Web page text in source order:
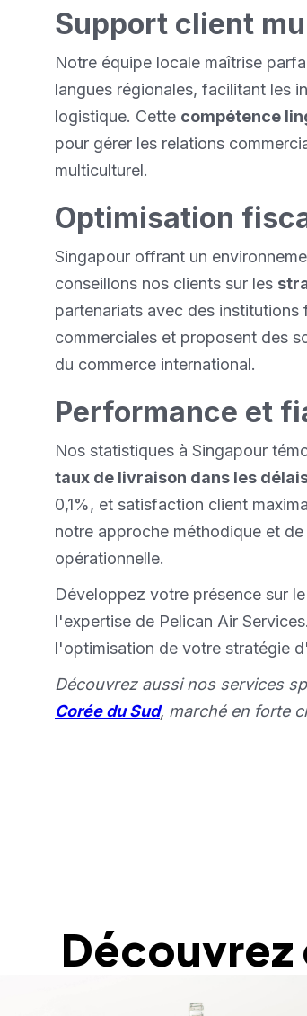
Support client
Notre équipe locale maîtrise
langues régionales, facilitant les
logistique. Cette compétence
pour gérer les relations
multiculturel.
Optimisation
Singapour offrant un
conseillons nos clients sur les
partenariats avec des
commerciales et proposent des
du commerce international.
Performance et
Nos statistiques à Singapour
taux de livraison dans les
0,1%, et satisfaction client
notre approche méthodique et
opérationnelle.
Développez votre présence sur
l'expertise de Pelican Air
l'optimisation de votre stratégie
Découvrez aussi nos services
Corée du Sud, marché en forte